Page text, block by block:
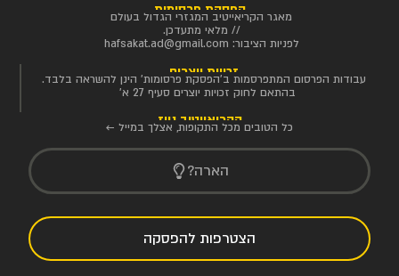
הפסקת פרסומות
מאגר הקריאייטיב המגזרי הגדול בעולם
// מלאי מתעדכן.
לפניות הציבור: hafsakat.ad@gmail.com
זכויות יוצרים
עבודות הפרסום המתפרסמות ב'הפסקת פרסומות' הינן להשראה בלבד.
בהתאם לחוק זכויות יוצרים סעיף 27 א'
הקריאייטיב ניוז
כל הטובים מכל התקופות, אצלך במייל ←
הארה?
הצטרפות להפסקה